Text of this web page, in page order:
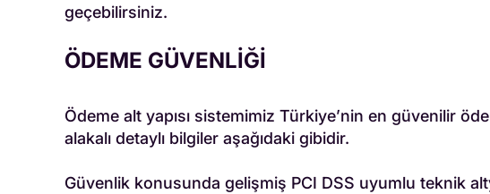
geçebilirsiniz.
ÖDEME GÜVENLİĞİ
Ödeme alt yapısı sistemimiz Türkiye’nin en güvenilir
alakalı detaylı bilgiler aşağıdaki gibidir.
Güvenlik konusunda gelişmiş PCI DSS uyumlu teknik